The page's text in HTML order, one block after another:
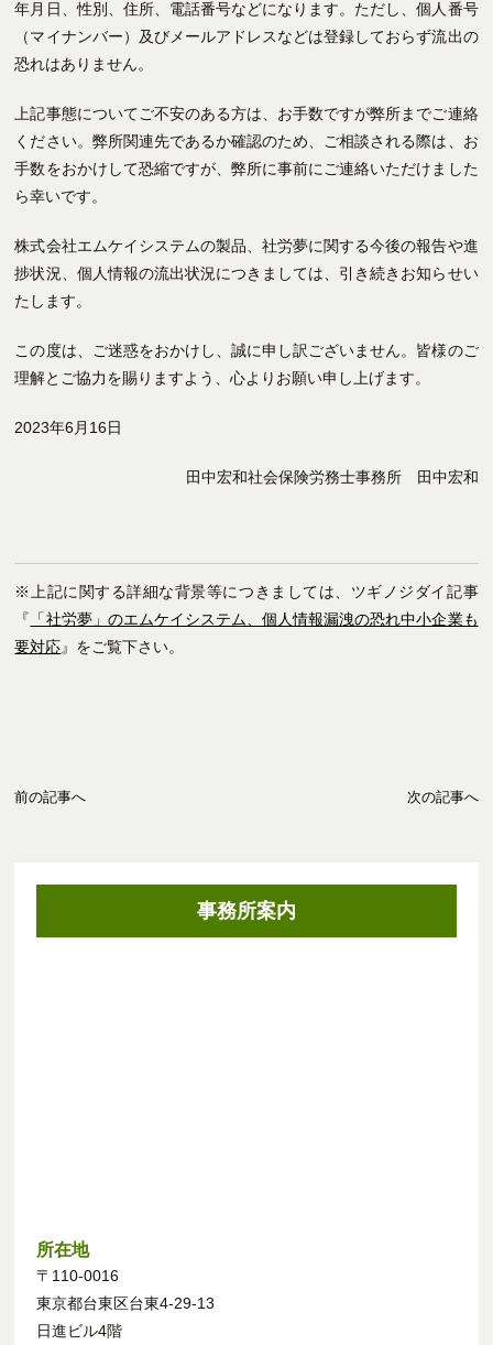
年月日、性別、住所、電話番号などになります。ただし、個人番号
（マイナンバー）及びメールアドレスなどは登録しておらず流出の
恐れはありません。
上記事態についてご不安のある方は、お手数ですが弊所までご連絡
ください。弊所関連先であるか確認のため、ご相談される際は、お
手数をおかけして恐縮ですが、弊所に事前にご連絡いただけました
ら幸いです。
株式会社エムケイシステムの製品、社労夢に関する今後の報告や進
捗状況、個人情報の流出状況につきましては、引き続きお知らせい
たします。
この度は、ご迷惑をおかけし、誠に申し訳ございません。皆様のご
理解とご協力を賜りますよう、心よりお願い申し上げます。
2023年6月16日
田中宏和社会保険労務士事務所 田中宏和
※上記に関する詳細な背景等につきましては、ツギノジダイ記事
『 「社労夢」のエムケイシステム、個人情報漏洩の恐れ中小企業も
要対応』をご覧下さい。
前の記事へ 次の記事へ
事務所案内
所在地
〒110-0016
東京都台東区台東4-29-13
日進ビル4階